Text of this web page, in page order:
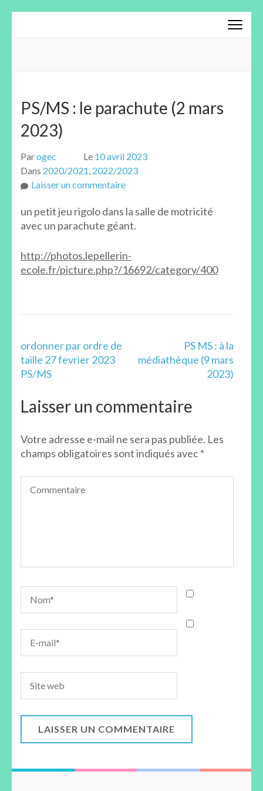
PS/MS : le parachute (2 mars
2023)
Parogec Le 10 avril 2023
Dans 2020/2021, 2022/2023
Laisser un commentairesur
le
(2
mars
un petit jeu rigolo dans la salle de motricité
avec un parachute géant.
http://photos.lepellerin-
ecole.fr/picture.php?/16692/category/400
Navigation
de
l’article
ordonner par ordre de
taille 27 fevrier 2023
PS/MS
PS MS : à la
médiathèque (9 mars
2023)
Laisser un commentaire
Votre adresse e-mail ne sera pas publiée. Les
champs obligatoires sont indiqués avec*